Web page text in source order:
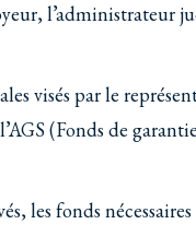
l’administrateur
visés par le
(Fonds de
les fonds